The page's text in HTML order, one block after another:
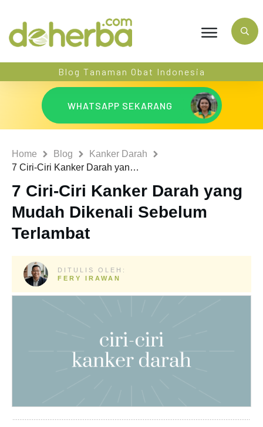
Blog Tanaman Obat Indonesia
WHATSAPP SEKARANG
Home Blog
Kanker Darah
7 Ciri-Ciri Kanker Darah yang Mudah Dikenali Sebelum Terlambat
7 Ciri-Ciri Kanker Darah yang
Mudah Dikenali Sebelum
Terlambat
DITULIS OLEH:
FERY IRAWAN